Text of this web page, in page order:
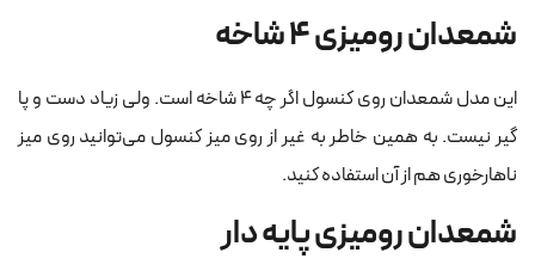
شمعدان رومیزی ۴ شاخه
این مدل شمعدان روی کنسول اگر چه ۴ شاخه است. ولی زیاد دست‌ و پا
گیر نیست. به همین خاطر به غیر از روی میز کنسول می‌توانید روی میز
ناهارخوری هم از آن استفاده کنید.
شمعدان رومیزی پایه دار